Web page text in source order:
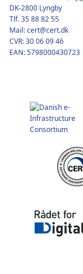
DK-2800 Lyngby
Tlf. 35 88 82 55
Mail: cert@cert.dk
CVR: 30 06 09 46
EAN: 5798000430723